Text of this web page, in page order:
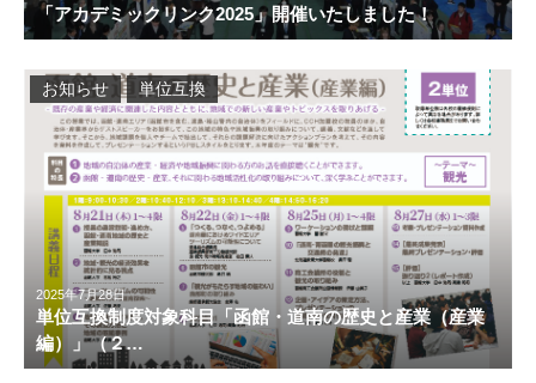
「アカデミックリンク2025」開催いたしました！
2025年7月28日
単位互換制度対象科目「函館・道南の歴史と産業（産業
編）」（２…
お知らせ 単位互換